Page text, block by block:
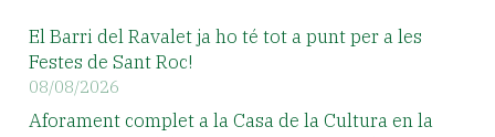
El Barri del Ravalet ja ho té tot a punt per a les
Festes de Sant Roc!
08/08/2026
Aforament complet a la Casa de la Cultura en la